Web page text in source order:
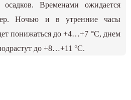
Временами ожидается
Ночью и в утренние часы
понижаться до +4…+7 °С, днем
до +8…+11 °С.